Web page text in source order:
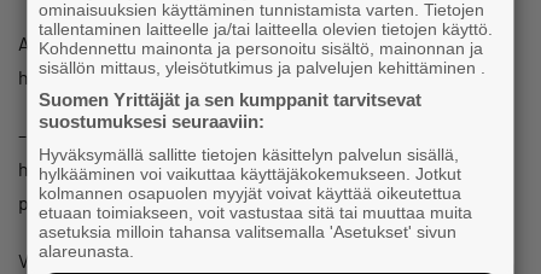
Argillanderit ovat havainneet, että yleinen ilmapiiri ainakin
heidän bisnesideansa ympärillä on todella kannustava.
– Ihmiset haluavat auttaa meitä, ja tuntuu, että meidän
halutaan onnistuvan. Olemme saaneet paljon apua tässä
projektissa ihan veloituksettakin.
Veljekset ovat saaneet palautetta siitä, että heidän
ominaisuuksien käyttäminen tunnistamista varten. Tietojen
tallentaminen laitteelle ja/tai laitteella olevien tietojen käyttö.
Kohdennettu mainonta ja personoitu sisältö, mainonnan ja
sisällön mittaus, yleisötutkimus ja palvelujen kehittäminen .
Suomen Yrittäjät ja sen kumppanit tarvitsevat
suostumuksesi seuraaviin:
Hyväksymällä sallitte tietojen käsittelyn palvelun sisällä,
hylkääminen voi vaikuttaa käyttäjäkokemukseen. Jotkut
kolmannen osapuolen myyjät voivat käyttää oikeutettua
etuaan toimiakseen, voit vastustaa sitä tai muuttaa muita
asetuksia milloin tahansa valitsemalla 'Asetukset' sivun
alareunasta.